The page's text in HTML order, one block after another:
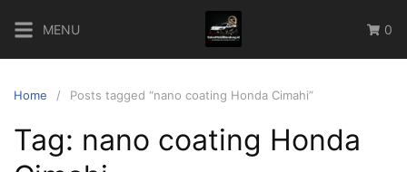
content
MENU 0
Home Posts tagged “nano coating Honda Cimahi”
Tag: nano coating Honda